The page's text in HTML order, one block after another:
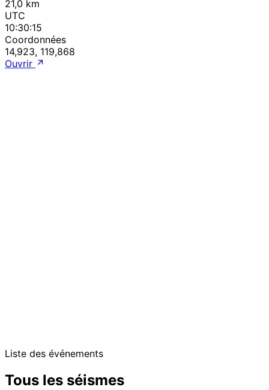
21,0 km
UTC
10:30:15
Coordonnées
14,923, 119,868
Ouvrir
Liste des événements
Tous les séismes